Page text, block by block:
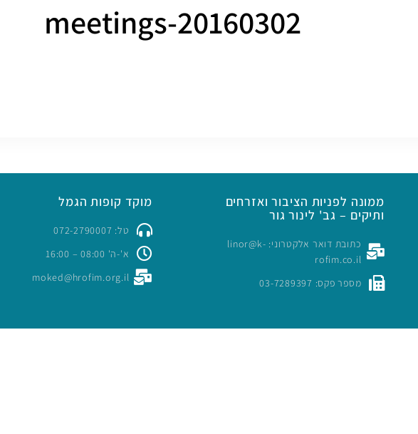
20160302-meetings
ממונה לפניות הציבור ואזרחים
ותיקים – גב' לינור גור
כתובת דואר אלקטרוני: linor@k-
rofim.co.il
מספר פקס: 03-7289397
מוקד קופות הגמל
טל: 072-2790007
א'-ה' 08:00 – 16:00
moked@hrofim.org.il